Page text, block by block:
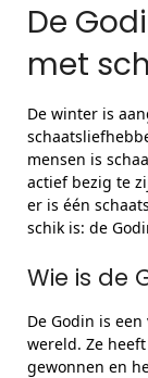
De
met
De winter is
mensen is
actief bezig te
er is één
schik is: de
Wie is de
De Godin is
wereld. Ze
gewonnen en